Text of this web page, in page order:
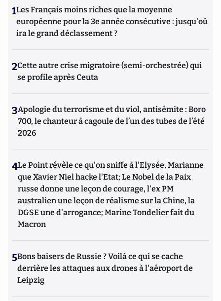
1Les Français moins riches que la moyenne
européenne pour la 3e année consécutive : jusqu'où
ira le grand déclassement ?
2Cette autre crise migratoire (semi-orchestrée) qui
se profile après Ceuta
3Apologie du terrorisme et du viol, antisémite : Boro
700, le chanteur à cagoule de l’un des tubes de l’été
2026
4Le Point révèle ce qu'on sniffe à l'Elysée, Marianne
que Xavier Niel hacke l'Etat; Le Nobel de la Paix
russe donne une leçon de courage, l'ex PM
australien une leçon de réalisme sur la Chine, la
DGSE une d'arrogance; Marine Tondelier fait du
Macron
5Bons baisers de Russie ? Voilà ce qui se cache
derrière les attaques aux drones à l'aéroport de
Leipzig